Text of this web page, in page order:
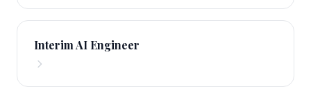
Interim AI Engineer